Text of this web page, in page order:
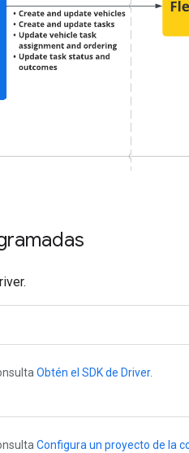
Obtén el SDK de Driver.
Configura un proyecto de la